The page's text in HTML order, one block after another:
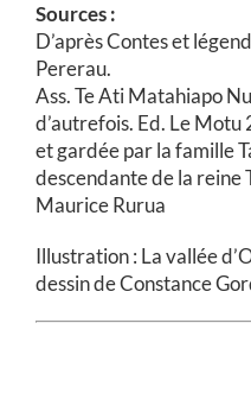
Sources :
D’après Contes et
Pererau.
Ass. Te Ati Matahiapo
d’autrefois. Ed. Le
et gardée par la famille
descendante de la reine
Maurice Rurua
Illustration : La vallée
dessin de Constance